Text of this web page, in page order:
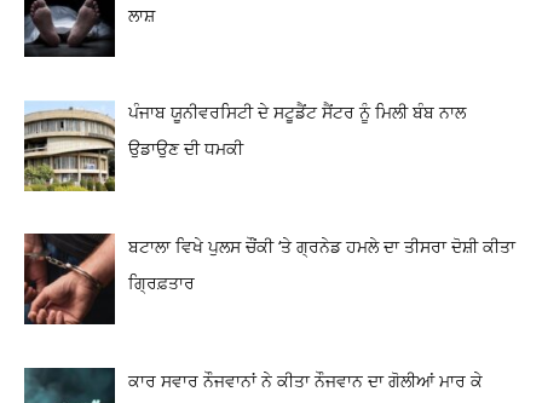
ਲਾਸ਼
ਪੰਜਾਬ ਯੂਨੀਵਰਸਿਟੀ ਦੇ ਸਟੂਡੈਂਟ ਸੈਂਟਰ ਨੂੰ ਮਿਲੀ ਬੰਬ ਨਾਲ
ਉਡਾਉਣ ਦੀ ਧਮਕੀ
ਬਟਾਲਾ ਵਿਖੇ ਪੁਲਸ ਚੌਂਕੀ ‘ਤੇ ਗ੍ਰਨੇਡ ਹਮਲੇ ਦਾ ਤੀਸਰਾ ਦੋਸ਼ੀ ਕੀਤਾ
ਗ੍ਰਿਫ਼ਤਾਰ
ਕਾਰ ਸਵਾਰ ਨੌਜਵਾਨਾਂ ਨੇ ਕੀਤਾ ਨੌਜਵਾਨ ਦਾ ਗੋਲੀਆਂ ਮਾਰ ਕੇ